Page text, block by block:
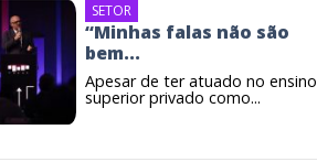
SETOR
“Minhas falas não são
bem...
Apesar de ter atuado no ensino
superior privado como...